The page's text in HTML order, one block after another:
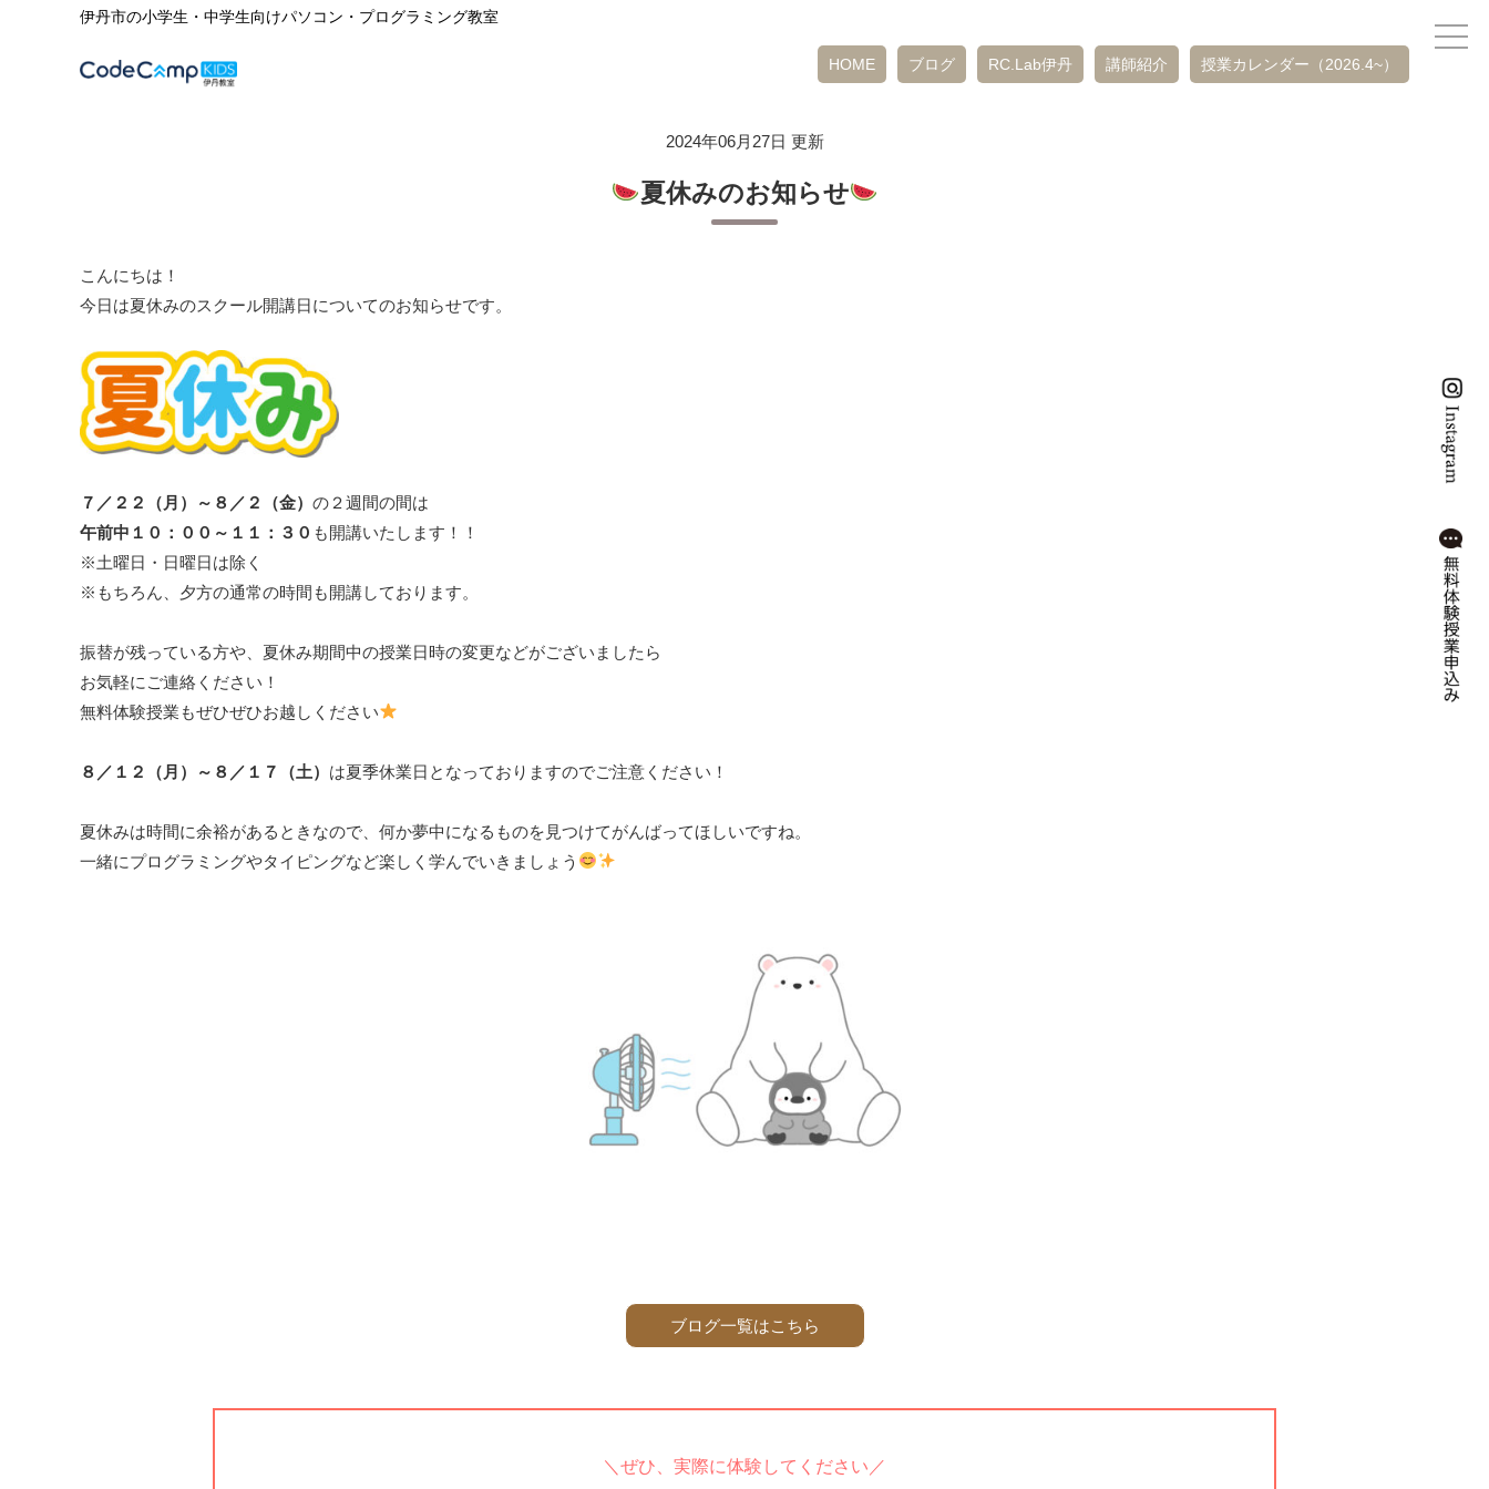
伊丹市の小学生・中学生向けパソコン・プログラミング教室
HOME ブログ RC.Lab伊丹 講師紹介 授業カレンダー（2026.4~）
2024年06月27日 更新
夏休みのお知らせ
こんにちは！
今日は夏休みのスクール開講日についてのお知らせです。
７／２２（月）～８／２（金） の２週間の間は
午前中１０：００～１１：３０ も開講いたします！！
※土曜日・日曜日は除く
※もちろん、夕方の通常の時間も開講しております。
振替が残っている方や、夏休み期間中の授業日時の変更などがございましたら
お気軽にご連絡ください！
無料体験授業もぜひぜひお越しください
８／１２（月）～８／１７（土） は夏季休業日となっておりますのでご注意ください！
夏休みは時間に余裕があるときなので、何か夢中になるものを見つけてがんばってほしいですね。
一緒にプログラミングやタイピングなど楽しく学んでいきましょう
ブログ一覧はこちら
＼ぜひ、実際に体験してください／